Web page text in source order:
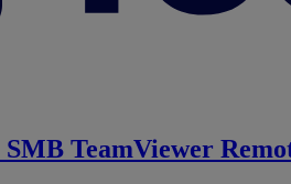
SMB TeamViewer